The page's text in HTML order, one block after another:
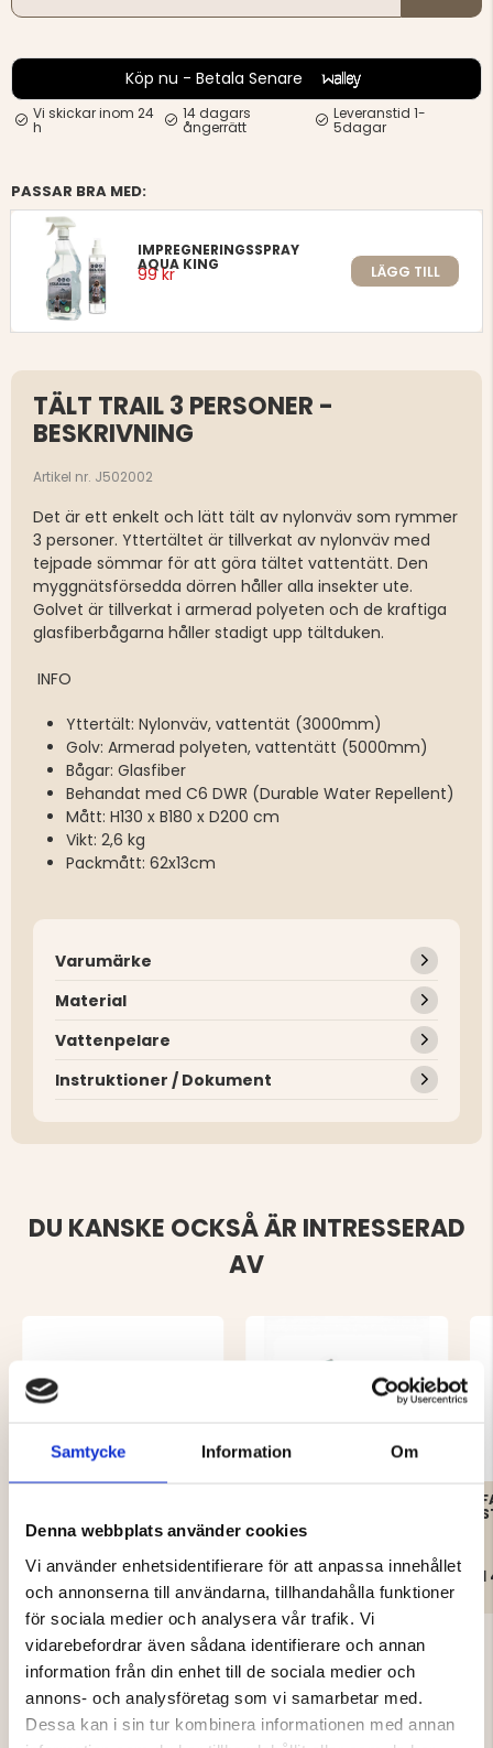
Samtycke Information Om
Denna webbplats använder cookies
Vi använder enhetsidentifierare för att anpassa innehållet
och annonserna till användarna, tillhandahålla funktioner
för sociala medier och analysera vår trafik. Vi
vidarebefordrar även sådana identifierare och annan
information från din enhet till de sociala medier och
annons- och analysföretag som vi samarbetar med.
Dessa kan i sin tur kombinera informationen med annan
Köp nu - Betala Senare
Vi skickar inom 24
h
14 dagars
ångerrätt
Leveranstid 1-
5dagar
PASSAR BRA MED:
IMPREGNERINGSSPRAY
AQUA KING
99 kr LÄGG TILL
TÄLT TRAIL 3 PERSONER -
BESKRIVNING
Artikel nr. J502002
Det är ett enkelt och lätt tält av nylonväv som rymmer
3 personer. Yttertältet är tillverkat av nylonväv med
tejpade sömmar för att göra tältet vattentätt. Den
myggnätsförsedda dörren håller alla insekter ute.
Golvet är tillverkat i armerad polyeten och de kraftiga
glasfiberbågarna håller stadigt upp tältduken.
INFO
Yttertält: Nylonväv, vattentät (3000mm)
Golv: Armerad polyeten, vattentätt (5000mm)
Bågar: Glasfiber
Behandat med C6 DWR (Durable Water Repellent)
Mått: H130 x B180 x D200 cm
Vikt: 2,6 kg
Packmått: 62x13cm
Varumärke
Material
Vattenpelare
Instruktioner / Dokument
DU KANSKE OCKSÅ ÄR INTRESSERAD
AV
1 199 kr 2 695 kr